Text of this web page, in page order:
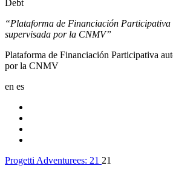
Debt
“Plataforma de Financiación Participativa
supervisada por la CNMV”
Plataforma de Financiación Participativa
por la CNMV
en es
Progetti Adventurees: 21 21